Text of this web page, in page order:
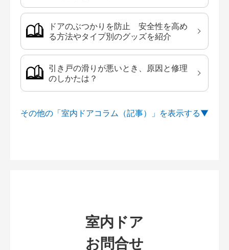
ドアのぶつかりを防止 安全性を高め
る方法やタイプ別のグッズを紹介
引き戸の滑りが悪いとき、原因と修理
のしかたは？
その他の「室内ドアコラム（記事）」を
室内ドア
お問合せ